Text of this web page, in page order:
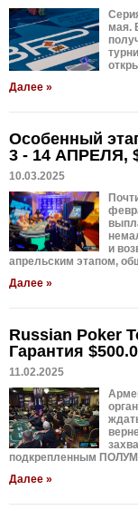
мая.
Далее »
Особенный
3 - 14 АПРЕЛЯ,
10.03.2025
и
апрельским этапом,
Далее »
Russian Poker
Гарантия
11.02.2025
подкрепленным
Далее »